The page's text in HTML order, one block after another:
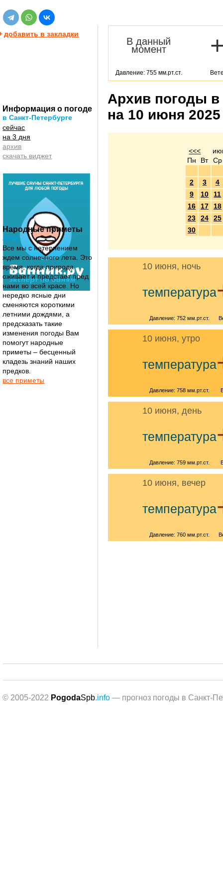
добавить в закладки
Информация о погоде
в Санкт-Петербурге
сейчас
на 3 дня
архив
скачать виджет
Народные приметы
лета
Все мы с нетерпением
ждем солнечного лета. Это
время, когда природа
оживает и предстает пред
нами во всей красе. Но
нередко ясные дни
сменяются короткими
летними дождями, а
предсказать такие
изменения погоды Вам
помогут народные
приметы – бесценный
кладезь знаний наших
предков.
все приметы
В данный
момент
Давление: 755 мм.рт.ст.
Архив погоды в
на 10 июня 2025
<<<
Пн
Вт Ср
2 3
4
9
10
11
16
17
18
23
24
25
30
10 июня, ночь
температура
Давление: 752 мм.рт.ст.
10 июня, утро
температура
Давление: 758 мм.рт.ст.
10 июня, день
температура
Давление: 759 мм.рт.ст.
10 июня, вечер
температура
Давление: 760 мм.рт.ст.
© 2005-2022 PogodaSpb.info — прогноз погоды в Санкт-